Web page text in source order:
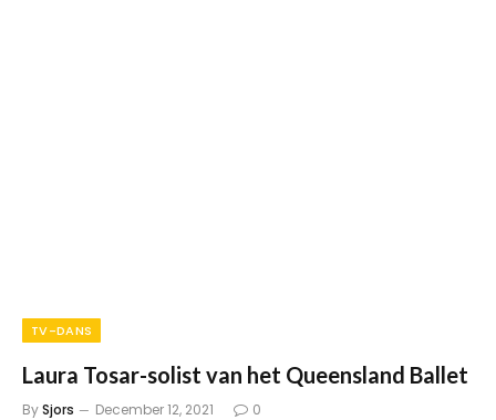
TV-DANS
Laura Tosar-solist van het Queensland Ballet
BySjors December 12, 2021 0